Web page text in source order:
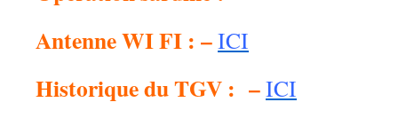
Antenne WI FI : –ICI
Historique du TGV : –ICI